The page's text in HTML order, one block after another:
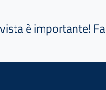
è importante!